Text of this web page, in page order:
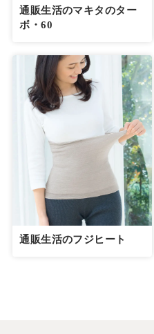
通販生活のマキタのター
ボ・60
通販生活のフジヒート